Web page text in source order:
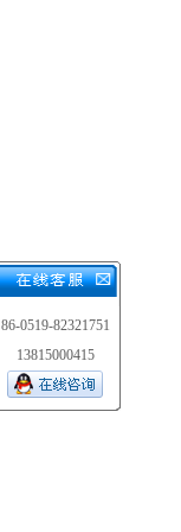
86-0519-82321751
13815000415